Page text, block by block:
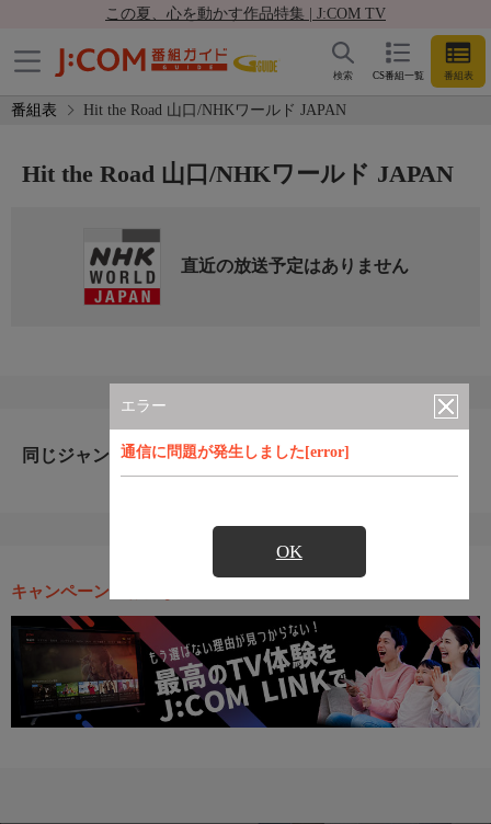
この夏、心を動かす作品特集 | J:COM TV
CS番組一覧 番組表
検索
番組表 Hit the Road 山口/NHKワールド JAPAN
エラー
通信に問題が発生しました[error]
OK
Hit the Road 山口/NHKワールド JAPAN
直近の放送予定はありません
同じジャンルのおすすめ番組
キャンペーン・お得な情報